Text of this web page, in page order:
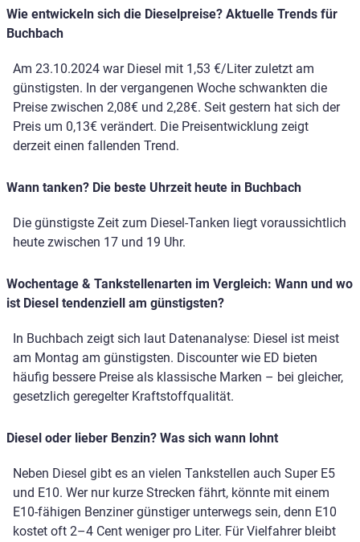
Wie entwickeln sich die Dieselpreise? Aktuelle Trends für
Buchbach
Am 23.10.2024 war Diesel mit 1,53 €/Liter zuletzt am
günstigsten. In der vergangenen Woche schwankten die
Preise zwischen 2,08€ und 2,28€. Seit gestern hat sich der
Preis um 0,13€ verändert. Die Preisentwicklung zeigt
derzeit einen fallenden Trend.
Wann tanken? Die beste Uhrzeit heute in Buchbach
Die günstigste Zeit zum Diesel-Tanken liegt voraussichtlich
heute zwischen 17 und 19 Uhr.
Wochentage & Tankstellenarten im Vergleich: Wann und wo
ist Diesel tendenziell am günstigsten?
In Buchbach zeigt sich laut Datenanalyse: Diesel ist meist
am Montag am günstigsten. Discounter wie ED bieten
häufig bessere Preise als klassische Marken – bei gleicher,
gesetzlich geregelter Kraftstoffqualität.
Diesel oder lieber Benzin? Was sich wann lohnt
Neben Diesel gibt es an vielen Tankstellen auch Super E5
und E10. Wer nur kurze Strecken fährt, könnte mit einem
E10-fähigen Benziner günstiger unterwegs sein, denn E10
kostet oft 2–4 Cent weniger pro Liter. Für Vielfahrer bleibt